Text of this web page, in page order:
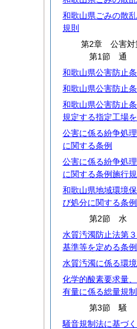
和歌山県ごみの散
規則
第2章 公害対
第1節 通
和歌山県公害防止
和歌山県公害防止
和歌山県公害防止
規定する指定工場
公害に係る紛争処
に関する条例
公害に係る紛争処
に関する条例施行
和歌山県地域環境
び処分に関する条例
第2節 水
水質汚濁防止法第
基準等を定める条例
水質汚濁に係る環
化学的酸素要求量
有量に係る総量規
第3節 騒
騒音規制法に基づ